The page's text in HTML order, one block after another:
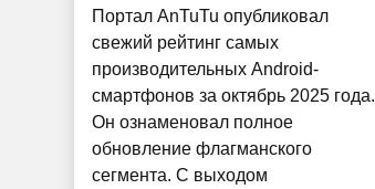
Портал AnTuTu опубликовал
свежий рейтинг самых
производительных Android-
смартфонов за октябрь 2025 года.
Он ознаменовал полное
обновление флагманского
сегмента. С выходом